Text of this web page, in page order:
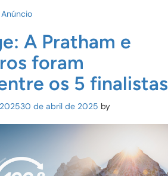
Anúncio
A Pratham e
foram
os 5 finalistas
30 de abril de 2025 by